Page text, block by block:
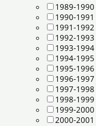
1989-1990
1990-1991
1991-1992
1992-1993
1993-1994
1994-1995
1995-1996
1996-1997
1997-1998
1998-1999
1999-2000
2000-2001